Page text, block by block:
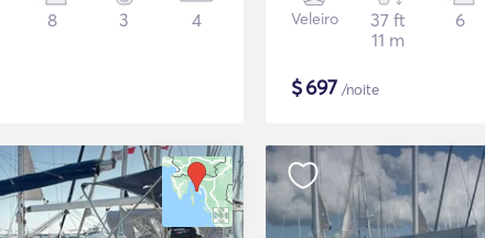
8 3 4 Veleiro
37 ft
11 m
6
$697 /noite